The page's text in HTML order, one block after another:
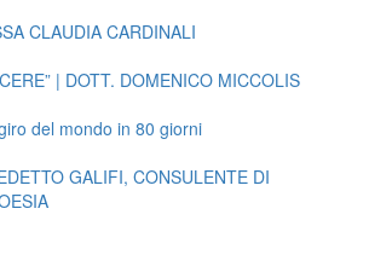
CLAUDIA CARDINALI
| DOTT. DOMENICO MICCOLIS
del mondo in 80 giorni
GALIFI, CONSULENTE DI